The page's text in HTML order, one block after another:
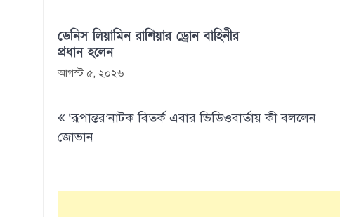
ডেনিস লিয়ামিন রাশিয়ার ড্রোন বাহিনীর
প্রধান হলেন
আগস্ট ৫, ২০২৬
navigation
‘রূপান্তর’নাটক বিতর্ক এবার ভিডিওবার্তায় কী বললেন
জোভান